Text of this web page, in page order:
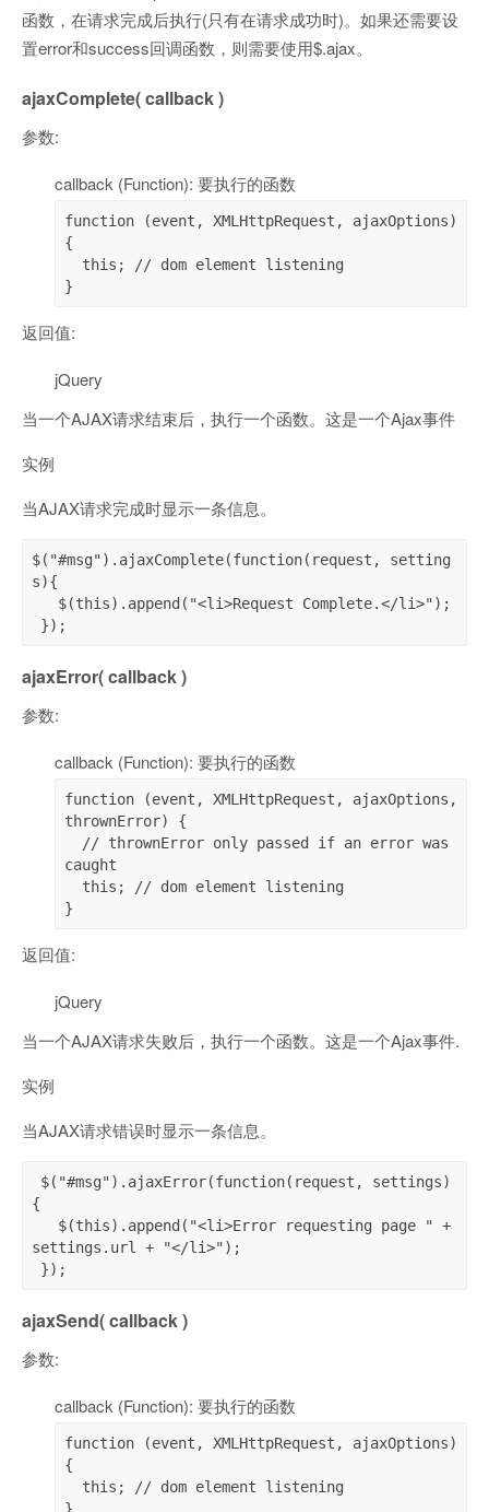
函数，在请求完成后执行(只有在请求成功时)。如果还需要设
置error和success回调函数，则需要使用$.ajax。
ajaxComplete( callback )
参数:
callback (Function): 要执行的函数
function (event, XMLHttpRequest, ajaxOptions)
{
}
返回值:
jQuery
当一个AJAX请求结束后，执行一个函数。这是一个Ajax事件
实例
当AJAX请求完成时显示一条信息。
$("#msg").ajaxComplete(function(request, setting
s){
});
ajaxError( callback )
参数:
callback (Function): 要执行的函数
function (event, XMLHttpRequest, ajaxOptions,
thrownError) {
caught
}
返回值:
jQuery
当一个AJAX请求失败后，执行一个函数。这是一个Ajax事件.
实例
当AJAX请求错误时显示一条信息。
{
settings.url + "</li>");
});
ajaxSend( callback )
参数:
callback (Function): 要执行的函数
function (event, XMLHttpRequest, ajaxOptions)
{